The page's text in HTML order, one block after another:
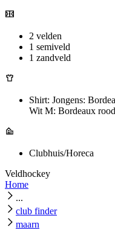
2 velden
1 semiveld
1 zandveld
Shirt: Jongens:
Wit M: Bordeaux
Clubhuis/Horeca
Veldhockey
Home
...
club finder
maarn